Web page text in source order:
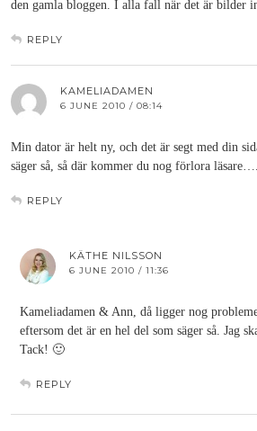
den gamla bloggen. I alla fall när det är bilder
REPLY
KAMELIADAMEN
6 JUNE 2010 / 08:14
Min dator är helt ny, och det är segt med din
säger så, så där kommer du nog förlora läsare….
REPLY
KÄTHE NILSSON
6 JUNE 2010 / 11:36
Kameliadamen & Ann, då ligger nog
eftersom det är en hel del som säger så. Jag
Tack! 🙂
REPLY